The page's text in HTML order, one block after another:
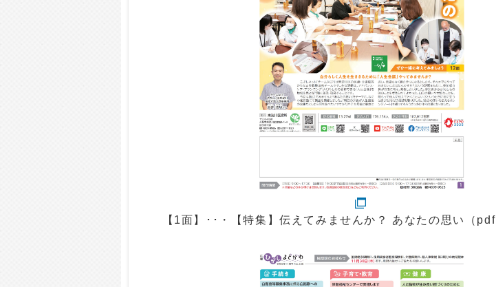
【1面】･･・【特集】伝えてみませんか？ あなたの思い（